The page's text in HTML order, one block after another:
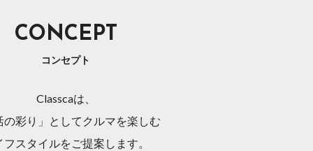
CONCEPT
コンセプト
Classcaは、
の彩り」としてクルマを楽しむ
フスタイルをご提案します。